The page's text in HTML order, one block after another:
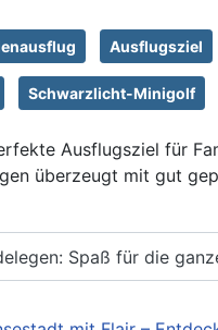
Ausflugsziel
Schwarzlicht-Minigolf
Ausflugsziel für
überzeugt mit gut
Spaß für die